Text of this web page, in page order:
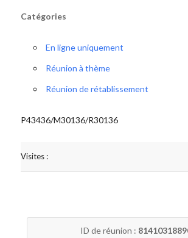
Catégories
En ligne uniquement
Réunion à thème
Réunion de rétablissement
P43436/M30136/R30136
Visites :
ID de réunion :